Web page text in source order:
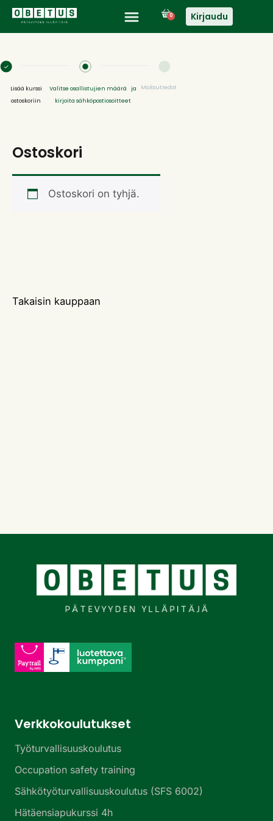
0 Kirjaudu
Lisää kurssi
ostoskoriin
Valitse osallistujien määrä ja
kirjoita sähköpostiosoitteet
Maksutiedot
Ostoskori
Ostoskori on tyhjä.
Takaisin kauppaan
Verkkokoulutukset
Työturvallisuuskoulutus
Occupation safety training
Sähkötyöturvallisuuskoulutus (SFS 6002)
Hätäensiapukurssi 4h